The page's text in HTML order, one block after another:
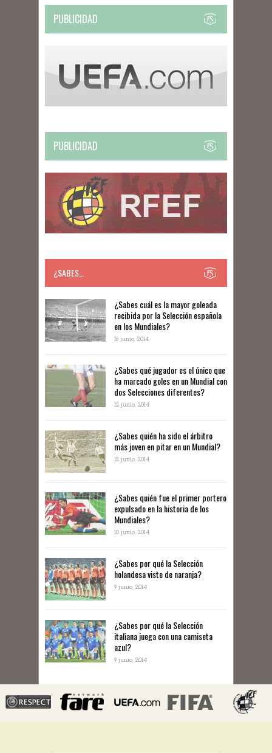
PUBLICIDAD
PUBLICIDAD
¿SABES…
​​¿Sabes cuál es la mayor goleada
recibida por la Selección española
en los Mundiales?
16 junio, 2014
¿Sabes qué jugador es el único que
ha marcado goles en un Mundial con
dos Selecciones diferentes?
12 junio, 2014
¿Sabes quién ha sido el árbitro
más joven en pitar en un Mundial?
12 junio, 2014
¿Sabes quién fue el primer portero
expulsado en la historia de los
Mundiales?
10 junio, 2014
​¿Sabes por qué la Selección
holandesa viste de naranja?
9 junio, 2014
¿Sabes por qué la Selección
italiana juega con una camiseta
azul?
9 junio, 2014